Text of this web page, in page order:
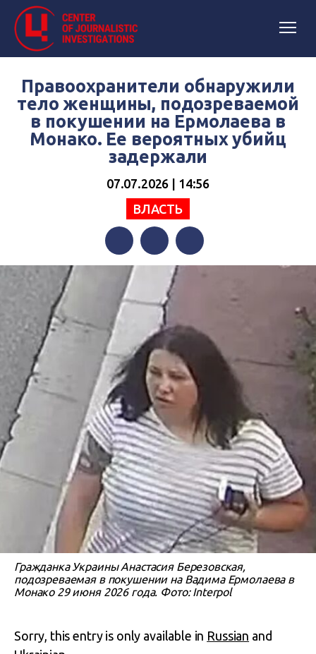
Правоохранители обнаружили
тело женщины, подозреваемой
в покушении на Ермолаева в
Монако. Ее вероятных убийц
задержали
07.07.2026 | 14:56
ВЛАСТЬ
FacebookTwitterTelegram
Гражданка Украины Анастасия Березовская,
подозреваемая в покушении на Вадима Ермолаева в
Монако 29 июня 2026 года. Фото: Interpol
Sorry, this entry is only available in Russian and